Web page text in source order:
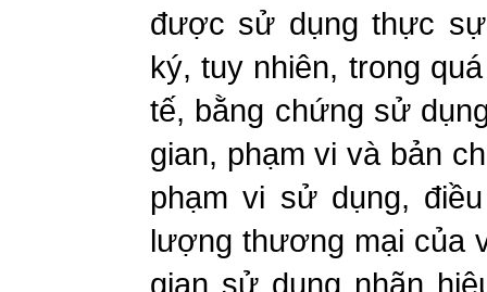
được sử dụng thực
ký, tuy nhiên, trong
tế, bằng chứng sử
gian, phạm vi và bản
phạm vi sử dụng,
lượng thương mại của
gian sử dụng nhãn